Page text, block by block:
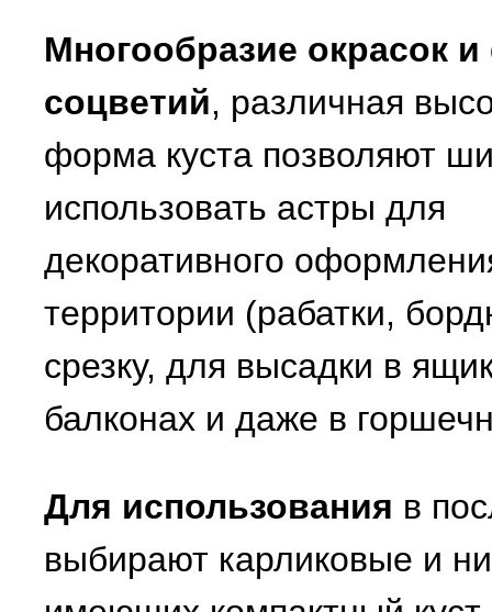
Многообразие окрасок
соцветий, различная
форма куста позволяют
использовать астры для
декоративного
территории (рабатки,
срезку, для высадки в
балконах и даже в
Для использования в
выбирают карликовые и